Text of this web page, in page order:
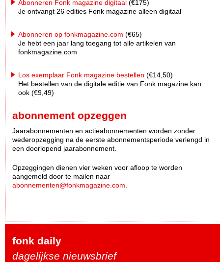
Abonneren Fonk magazine digitaal (€175)
Je ontvangt 26 edities Fonk magazine alleen digitaal
Abonneren op fonkmagazine.com (€65)
Je hebt een jaar lang toegang tot alle artikelen van
fonkmagazine.com
Los exemplaar Fonk magazine bestellen (€14,50)
Het bestellen van de digitale editie van Fonk magazine kan
ook (€9,49)
abonnement opzeggen
Jaarabonnementen en actieabonnementen worden zonder
wederopzegging na de eerste abonnementsperiode verlengd in
een doorlopend jaarabonnement.
Opzeggingen dienen vier weken voor afloop te worden
aangemeld door te mailen naar
abonnementen@fonkmagazine.com
fonk daily
dagelijkse nieuwsbrief